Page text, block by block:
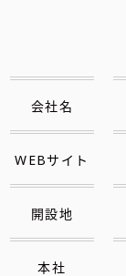
会社名
WEBサイト
開設地
本社